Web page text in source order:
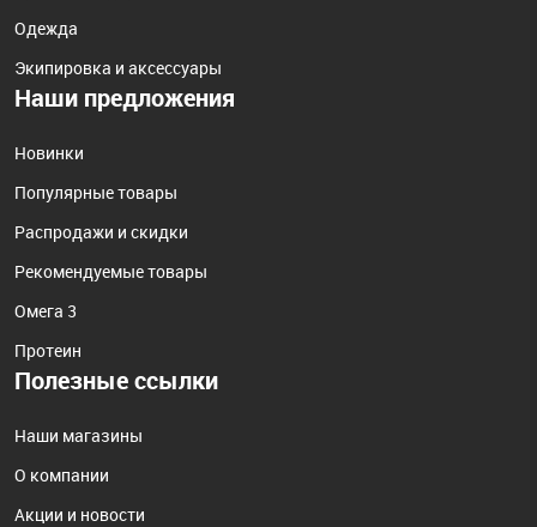
Одежда
Экипировка и аксессуары
Наши предложения
Новинки
Популярные товары
Распродажи и скидки
Рекомендуемые товары
Омега 3
Протеин
Полезные ссылки
Наши магазины
О компании
Акции и новости